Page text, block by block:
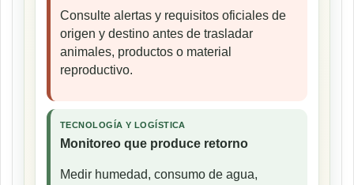
Consulte alertas y requisitos oficiales de
origen y destino antes de trasladar
animales, productos o material
reproductivo.
TECNOLOGÍA Y LOGÍSTICA
Monitoreo que produce retorno
Medir humedad, consumo de agua,